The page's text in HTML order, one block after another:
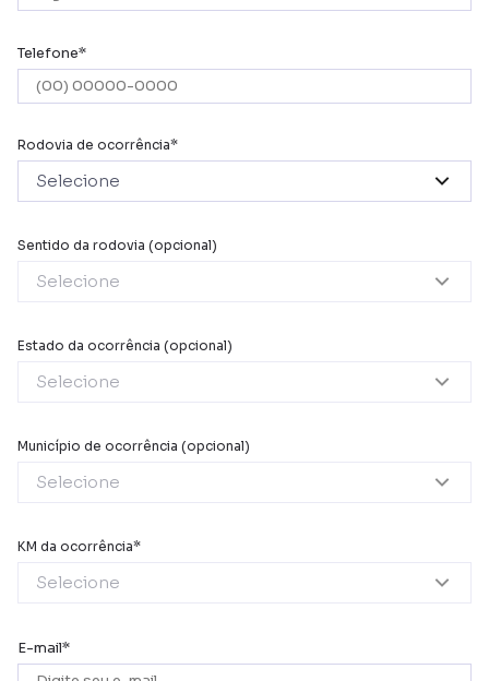
Telefone
Rodovia de ocorrência
Selecione
Sentido da rodovia
Selecione
Estado da ocorrência
Selecione
Município de ocorrência
Selecione
KM da ocorrência
Selecione
E-mail